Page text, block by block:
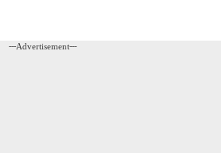
---Advertisement---